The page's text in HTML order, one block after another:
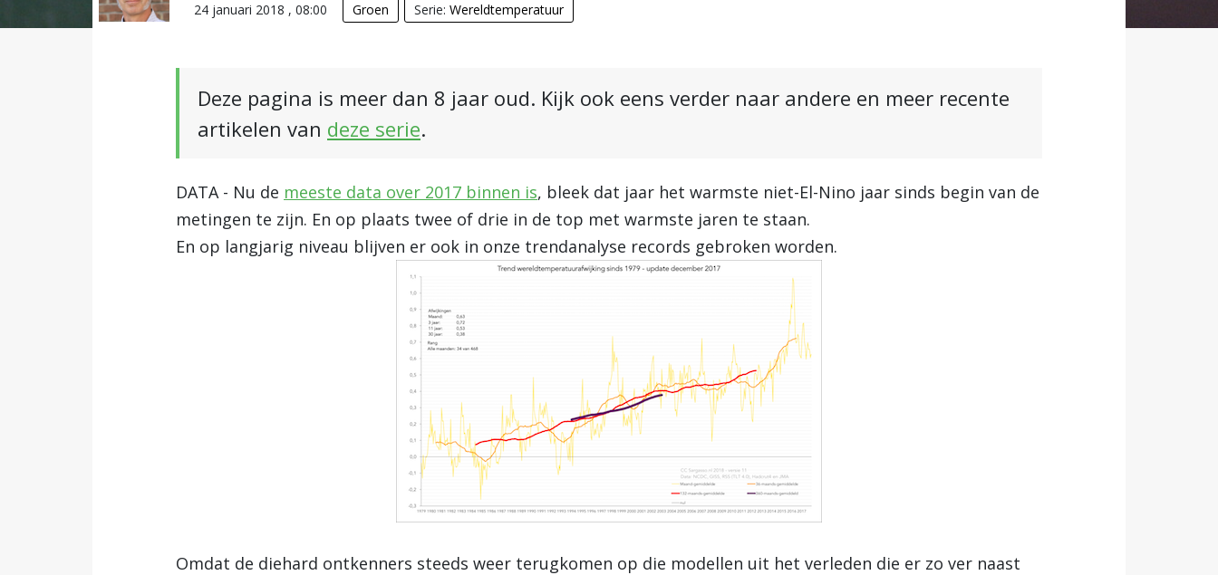
24 januari 2018 , 08:00 Groen Serie: Wereldtemperatuur
Deze pagina is meer dan 8 jaar oud. Kijk ook eens verder naar andere en meer recente
artikelen van deze serie.
DATA - Nu de meeste data over 2017 binnen is, bleek dat jaar het warmste niet-El-Nino jaar sinds begin van de
metingen te zijn. En op plaats twee of drie in de top met warmste jaren te staan.
En op langjarig niveau blijven er ook in onze trendanalyse records gebroken worden.
Omdat de diehard ontkenners steeds weer terugkomen op die modellen uit het verleden die er zo ver naast